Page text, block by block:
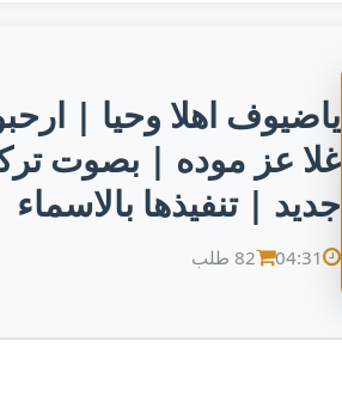
ياضيوف اهلا وحيا |
غلا عز موده | بصوت
جديد | تنفيذها بالاسماء
04:31 82 طلب